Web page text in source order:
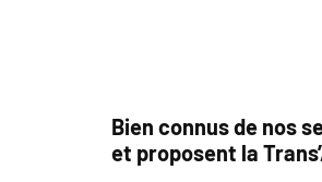
Bien connus de nos
et proposent la